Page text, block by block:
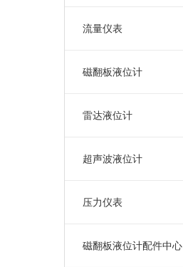
流量仪表
磁翻板液位计
雷达液位计
超声波液位计
压力仪表
磁翻板液位计配件中心